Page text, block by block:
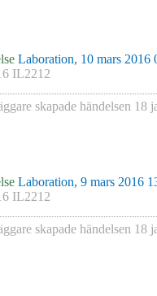
Laboration, 10 mars 2016
IL2212
skapade händelsen 18
Laboration, 9 mars 2016
IL2212
skapade händelsen 18